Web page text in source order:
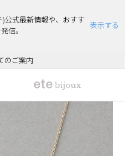
公式最新情報や、おすす
信。
表示する
ント付与のご案内
届け状況について
のご案内
>>
内意ください
ント付与のご案内
届け状況について